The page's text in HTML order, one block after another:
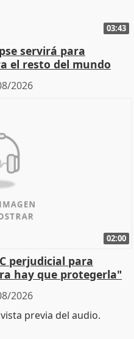
03:43
servirá para
el resto del mundo
2026
02:00
perjudicial para
hay que protegerla"
2026